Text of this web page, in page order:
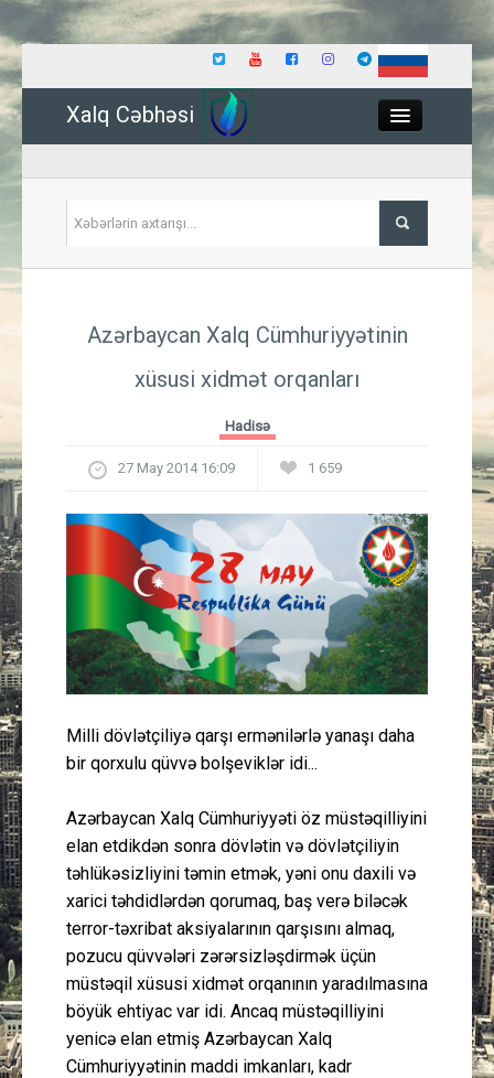
Xalq Cəbhəsi
İqtisadiyyat
Güney Azərbaycan
Mədəniyyət
Müsahibə
İdman
Layihə
Cəmiyyət
Peşə etikası
Azərbaycan Xalq Cümhuriyyətinin
xüsusi xidmət orqanları
Hadisə
27 May 2014 16:09 1 659
Milli dövlətçiliyə qarşı ermənilərlə yanaşı daha
bir qorxulu qüvvə bolşeviklər idi...
Azərbaycan Xalq Cümhuriyyəti öz müstəqilliyini
elan etdikdən sonra dövlətin və dövlətçiliyin
təhlükəsizliyini təmin etmək, yəni onu daxili və
xarici təhdidlərdən qorumaq, baş verə biləcək
terror-təxribat aksiyalarının qarşısını almaq,
pozucu qüvvələri zərərsizləşdirmək üçün
müstəqil xüsusi xidmət orqanının yaradılmasına
böyük ehtiyac var idi. Ancaq müstəqilliyini
yenicə elan etmiş Azərbaycan Xalq
Cümhuriyyətinin maddi imkanları, kadr